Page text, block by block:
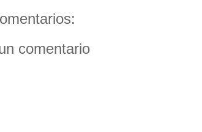
comentario